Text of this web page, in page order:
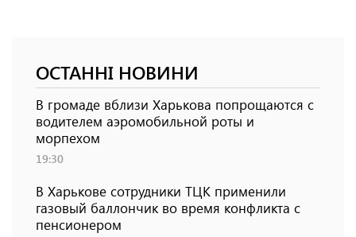
ОСТАННІ НОВИНИ
В громаде вблизи Харькова попрощаются с
водителем аэромобильной роты и
морпехом
19:30
В Харькове сотрудники ТЦК применили
газовый баллончик во время конфликта с
пенсионером